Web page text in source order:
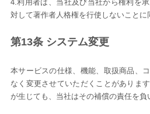
4.利用者は、当社及び当社から権利を
対して著作者人格権を行使しないことに
第13条 システム変更
本サービスの仕様、機能、取扱商品、
なく変更させていただくことがありま
が生じても、当社はその補償の責任を負